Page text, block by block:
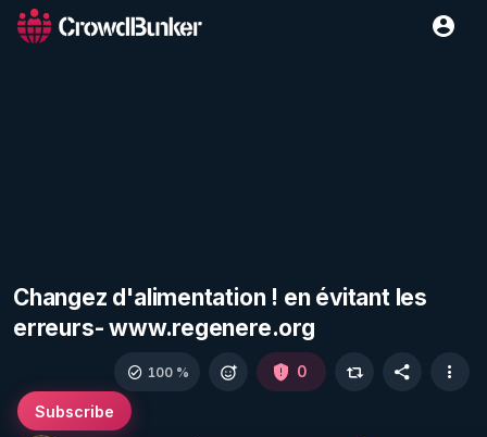
Changez d'alimentation ! en évitant les
erreurs- www.regenere.org
Subscribe
100 % 0